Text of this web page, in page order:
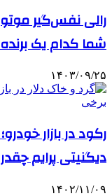
رالی نفس‌گیر
شما کدام یک
۱۴۰۳/۰۹/۲۵
رکود در بازار
دیگنیتی پرایم
۱۴۰۲/۱۱/۰۹